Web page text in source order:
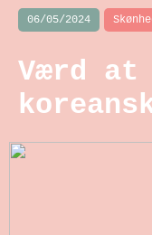
06/05/2024
Værd at